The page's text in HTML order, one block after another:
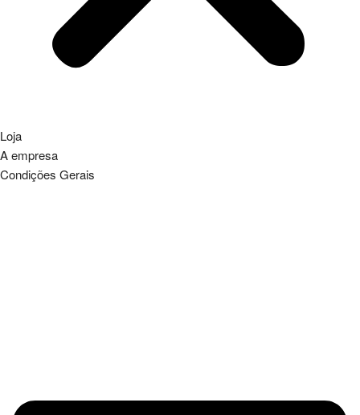
Loja
A empresa
Condições Gerais